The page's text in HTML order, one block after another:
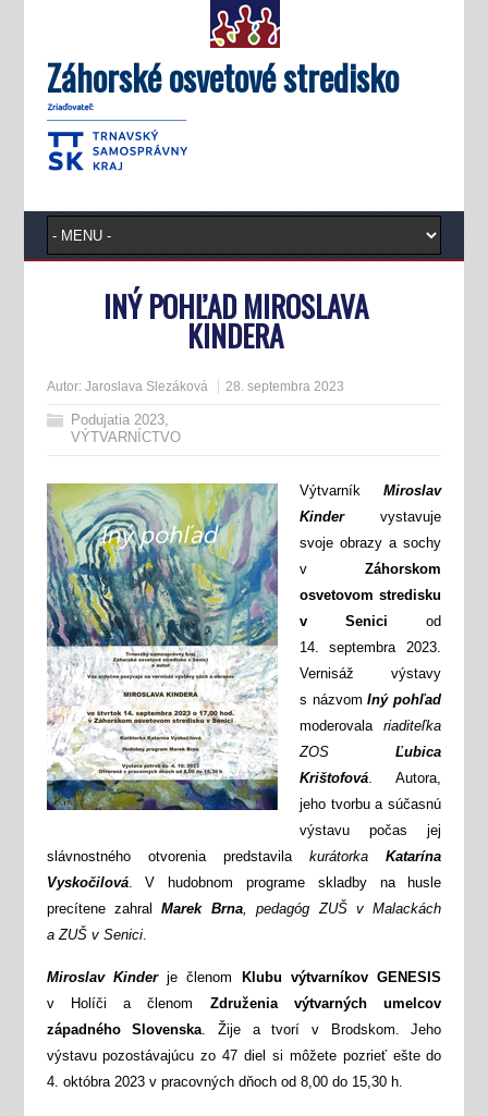
Záhorské osvetové stredisko
INÝ POHĽAD MIROSLAVA
KINDERA
Autor: Jaroslava Slezáková 28. septembra 2023
Podujatia 2023,
VÝTVARNÍCTVO
VýtvarníkMiroslav
Kindervystavuje
svoje obrazy a sochy
vZáhorskom
osvetovom stredisku
v Senici od
14. septembra 2023.
Vernisáž výstavy
s názvom Iný pohľad
moderovalariaditeľka
ZOSĽubica
Krištofová. Autora,
jeho tvorbu a súčasnú
výstavu počas jej
slávnostného otvorenia predstavilakurátorkaKatarína
Vyskočilová. V hudobnom programe skladby na husle
precítene zahralMarek Brna, pedagóg ZUŠ v Malackách
a ZUŠ v Senici.
Miroslav Kinderje členom Klubu výtvarníkov GENESIS
v Holíči a členom Združenia výtvarných umelcov
západného Slovenska. Žije a tvorí v Brodskom. Jeho
výstavu pozostávajúcu zo 47 diel si môžete pozrieť ešte do
4. októbra 2023 v pracovných dňoch od 8,00 do 15,30 h.